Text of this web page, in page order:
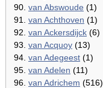
90. van Abswoude (1)
91. van Achthoven (1)
92. van Ackersdijck (6)
93. van Acquoy (13)
94. van Adegeest (1)
95. van Adelen (11)
96. van Adrichem (516)